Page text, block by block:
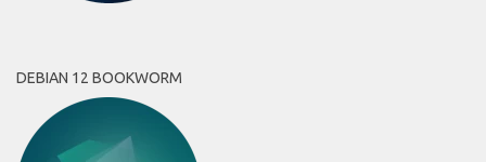
DEBIAN 12 BOOKWORM